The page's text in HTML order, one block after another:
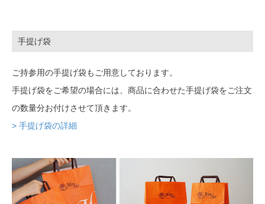
手提げ袋
ご持参用の手提げ袋もご用意しております。
手提げ袋をご希望の場合には、商品に合わせた手提げ袋をご注文
の数量分お付けさせて頂きます。
> 手提げ袋の詳細